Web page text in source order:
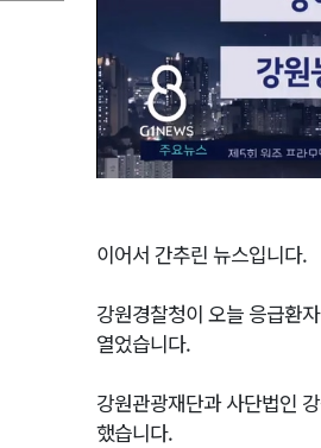
이어서 간추린 뉴스입니다.
강원경찰청이 오늘 응급환
열었습니다.
강원관광재단과 사단법인
했습니다.